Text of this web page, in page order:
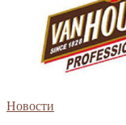
Новости